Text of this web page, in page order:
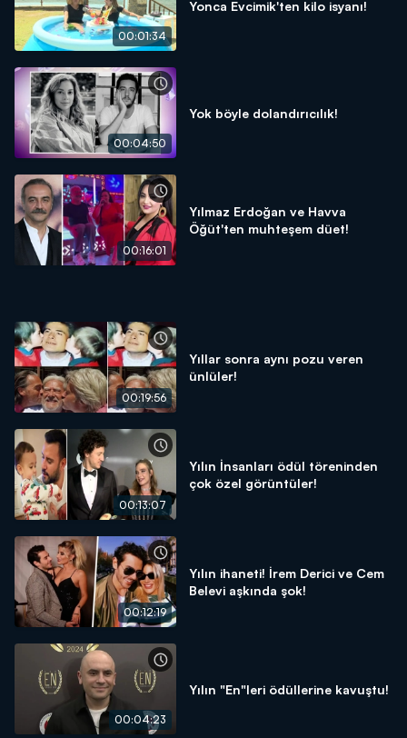
00:01:34
Yonca Evcimik'ten kilo isyanı!
00:04:50
Yok böyle dolandırıcılık!
00:16:01
Yılmaz Erdoğan ve Havva
Öğüt'ten muhteşem düet!
00:19:56
Yıllar sonra aynı pozu veren
ünlüler!
00:13:07
Yılın İnsanları ödül töreninden
çok özel görüntüler!
00:12:19
Yılın ihaneti! İrem Derici ve Cem
Belevi aşkında şok!
00:04:23
Yılın "En"leri ödüllerine kavuştu!